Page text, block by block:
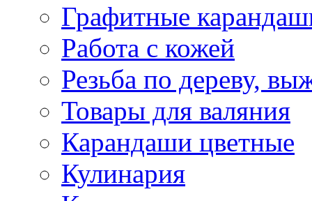
Графитные
Работа с кожей
Резьба по дереву,
Товары для валяния
Карандаши цветные
Кулинария